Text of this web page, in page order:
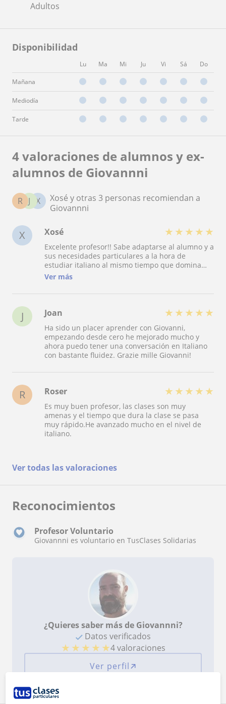
Adultos
Disponibilidad
Lu Ma Mi Ju Vi Sá Do
Mañana
Mediodía
Tarde
4 valoraciones de alumnos y ex-
alumnos de Giovannni
X
J
R
Xosé y otras 3 personas recomiendan a
Giovannni
X Xosé ★ ★ ★ ★ ★
Excelente profesor!! Sabe adaptarse al alumno y a
sus necesidades particulares a la hora de
estudiar italiano al mismo tiempo que domina
todos los aspectos gramaticales y semánticos de
Italia, por su cultura, música, historia y
culturales y dificultades de aprendizaje del
alumno y con una acción pedagógica muy
motivadora!!
Ver más
J Joan ★ ★ ★ ★ ★
Ha sido un placer aprender con Giovanni,
empezando desde cero he mejorado mucho y
ahora puedo tener una conversación en Italiano
con bastante fluidez. Grazie mille Giovanni!
R Roser ★ ★ ★ ★ ★
Es muy buen profesor, las clases son muy
amenas y el tiempo que dura la clase se pasa
muy rápido.He avanzado mucho en el nivel de
italiano.
Ver todas las valoraciones
Reconocimientos
Profesor Voluntario
Giovannni es voluntario en TusClases Solidarias
¿Quieres saber más de Giovannni?
Datos verificados
★ ★ ★ ★ ★4 valoraciones
Ver perfil